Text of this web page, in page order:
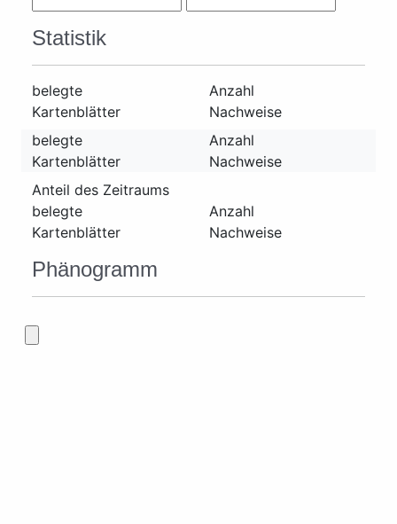
Statistik
belegte
Kartenblätter
Anzahl
Nachweise
belegte
Kartenblätter
Anzahl
Nachweise
Anteil des Zeitraums
belegte
Kartenblätter
Anzahl
Nachweise
Phänogramm